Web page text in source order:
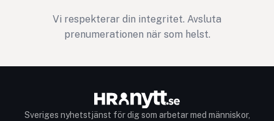
Vi respekterar din integritet. Avsluta
prenumerationen när som helst.
Sveriges nyhetstjänst för dig som arbetar med människor,